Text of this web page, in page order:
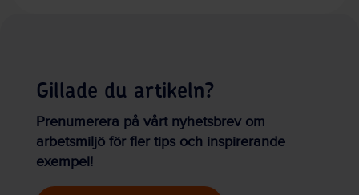
Gillade du artikeln?
Prenumerera på vårt nyhetsbrev om
arbetsmiljö för fler tips och inspirerande
exempel!